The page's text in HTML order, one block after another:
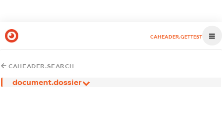
CAHEADER.GETTEST
CAHEADER.SEARCH
document.dossier